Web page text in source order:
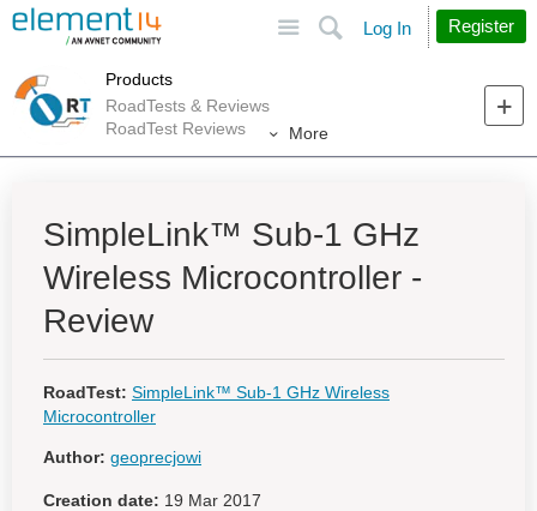
Search
Log In Register
Products
RoadTests & Reviews
RoadTest Reviews
More
SimpleLink™ Sub-1 GHz
Wireless Microcontroller -
Review
RoadTest: SimpleLink™ Sub-1 GHz Wireless
Microcontroller
Author: geoprecjowi
Creation date: 19 Mar 2017